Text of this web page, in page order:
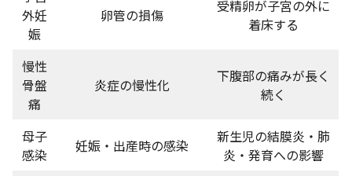
外妊
娠
卵管の損傷
受精卵が子宮の外に
着床する
慢性
骨盤
痛
炎症の慢性化
下腹部の痛みが長く
続く
母子
感染
妊娠・出産時の感染
新生児の結膜炎・肺
炎・発育への影響